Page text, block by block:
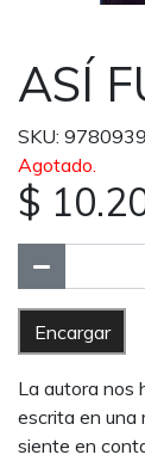
ASÍ
SKU:
Agotado.
$
Encargar
La autora nos
escrita en una
siente en